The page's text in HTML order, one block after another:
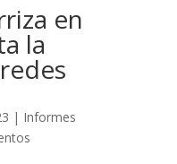
en
la
| Informes